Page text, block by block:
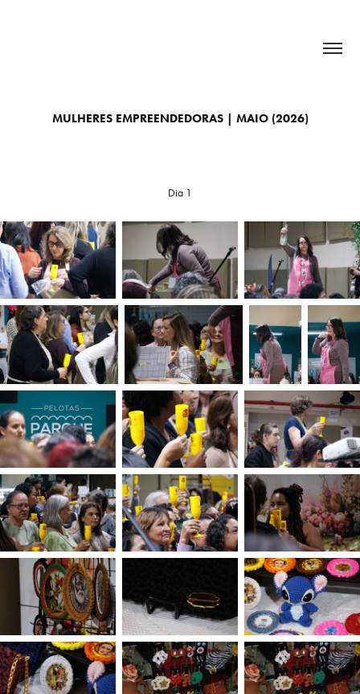
MULHERES EMPREENDEDORAS | MAIO (2026)
Dia 1